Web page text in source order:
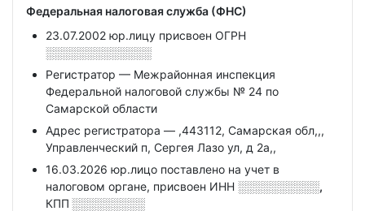
Федеральная налоговая служба (ФНС)
23.07.2002 юр.лицу присвоен ОГРН
░░░░░░░░░░░░░
Регистратор — Межрайонная инспекция
Федеральной налоговой службы № 24 по
Самарской области
Адрес регистратора — ,443112, Самарская обл,,,
Управленческий п, Сергея Лазо ул, д 2а,,
16.03.2026 юр.лицо поставлено на учет в
налоговом органе, присвоен ИНН ░░░░░░░░░░,
КПП ░░░░░░░░░